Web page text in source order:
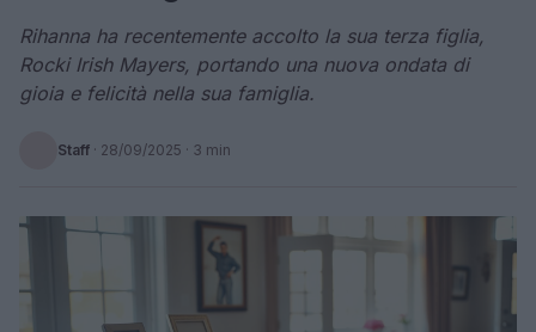
Rihanna ha recentemente accolto la sua terza figlia,
Rocki Irish Mayers, portando una nuova ondata di
gioia e felicità nella sua famiglia.
Staff · 28/09/2025 · 3 min